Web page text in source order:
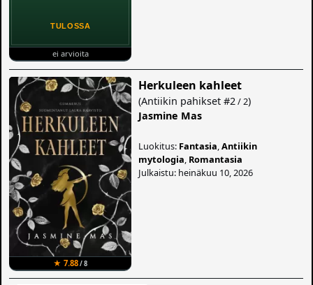
ei arvioita
★ 7.88/ 8
Herkuleen kahleet
(Antiikin pahikset #2 / 2)
Jasmine Mas
Luokitus: Fantasia ,Antiikin
mytologia Romantasia
Julkaistu: heinäkuu 10, 2026